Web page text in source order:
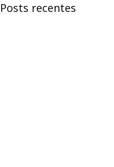
Posts recentes